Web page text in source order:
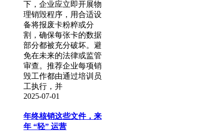
下，企业应立即开展物
理销毁程序，用合适设
备将报废卡粉粹或分
割，确保每张卡的数据
部分都被充分破坏。避
免在未来的法律或监管
审查。推荐企业每项销
毁工作都由通过培训员
工执行，并
2025-07-01
年终核销这些文件，来
年 “轻” 运营